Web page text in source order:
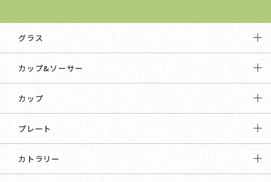
グラス
カップ&ソーサー
カップ
プレート
カトラリー